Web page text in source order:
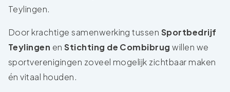
Teylingen.
Door krachtige samenwerking tussen Sportbedrijf
Teylingen enStichting de Combibrug willen we
sportverenigingen zoveel mogelijk zichtbaar maken
én vitaal houden.